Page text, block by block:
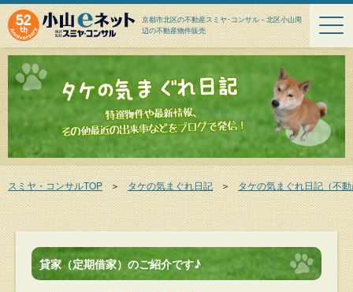
京都市北区の不動産スミヤ･コンサル－北区小山周
辺の不動産物件販売
スミヤ・コンサルTOP ＞ タケの気まぐれ日記 ＞ タケの気まぐれ日記（不
貸家（定期借家）のご紹介です♪